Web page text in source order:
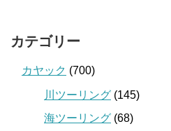
カテゴリー
カヤック (700)
川ツーリング (145)
海ツーリング (68)